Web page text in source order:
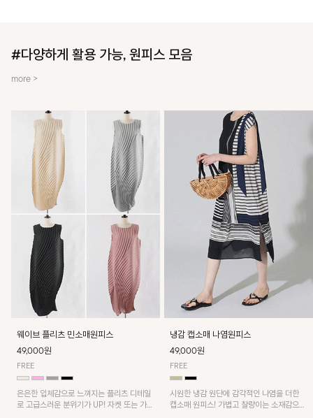
#다양하게 활용 가능, 원피스 모음
more >
웨이브 플리츠 민소매원피스
49,000원
FREE
은은한 입체감으로 느껴지는 플리츠 디테일
로 고급스러운 분위기가 UP! 자켓 또는 가디
냉감 캡소매 나염원피스
49,000원
FREE
시원한 냉감 원단에 감각적인 나염을 더한
캡소매 원피스! 가볍고 찰랑이는 소재감으로